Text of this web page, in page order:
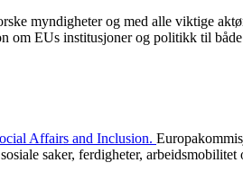
myndigheter og med alle viktige
om EUs institusjoner og politikk til
Affairs and Inclusion.
saker, ferdigheter,